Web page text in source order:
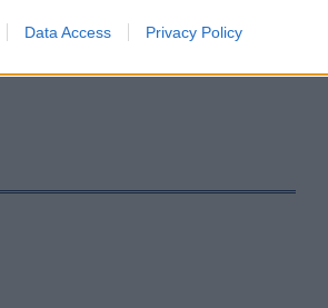
Data Access Privacy Policy